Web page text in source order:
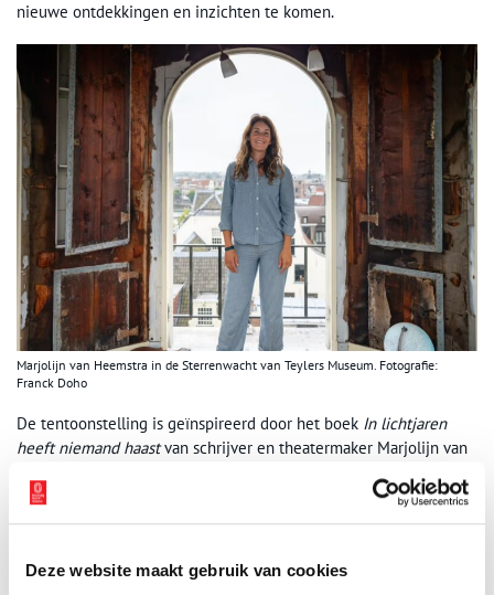
Deze website maakt gebruik van cookies
nieuwe ontdekkingen en inzichten te komen.
Marjolijn van Heemstra in de Sterrenwacht van Teylers Museum. Fotografie:
Franck Doho
De tentoonstelling is geïnspireerd door het boek In lichtjaren
heeft niemand haastvan schrijver en theatermaker Marjolijn van
al jaren bezig met de relatie tussen mens en kosmos en de
invloed van lichtvervuiling daarop. ‘Sterren hebben de mens
bent op aarde. Ik denk dat dit een fundamenteel menselijke